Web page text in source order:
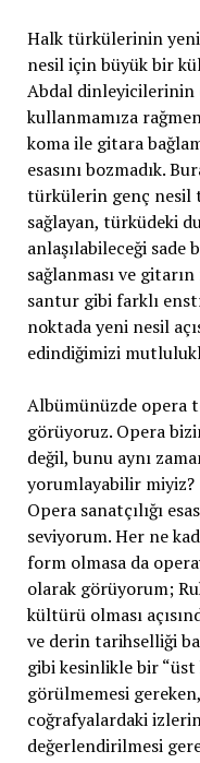
Halk türkülerinin
nesil için büyük bir
Abdal dinleyicilerinin
kullanmamıza
koma ile gitara
esasını bozmadık.
türkülerin genç nesil
sağlayan, türküdeki
anlaşılabileceği sade
sağlanması ve
santur gibi farklı
noktada yeni nesil
edindiğimizi
Albümünüzde opera
görüyoruz. Opera
değil, bunu aynı
yorumlayabilir miyiz?
Opera sanatçılığı
seviyorum. Her ne
form olmasa da
olarak görüyorum;
kültürü olması
ve derin tarihselliği
gibi kesinlikle bir
görülmemesi
coğrafyalardaki
değerlendirilmesi